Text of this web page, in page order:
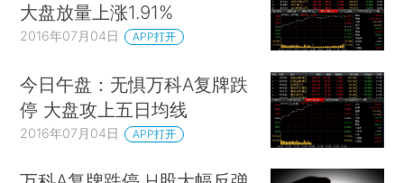
大盘放量上涨1.91%
2016年07月04日 APP打开
今日午盘：无惧万科A复牌跌
停 大盘攻上五日均线
2016年07月04日 APP打开